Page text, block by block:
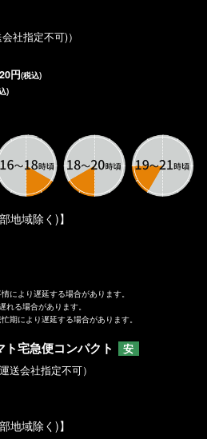
社指定不可)）
円(税込)
)
地域除く)】
により遅延する場合があります。
る場合があります。
期により遅延する場合があります。
宅急便コンパクト
安
送会社指定不可）
地域除く)】